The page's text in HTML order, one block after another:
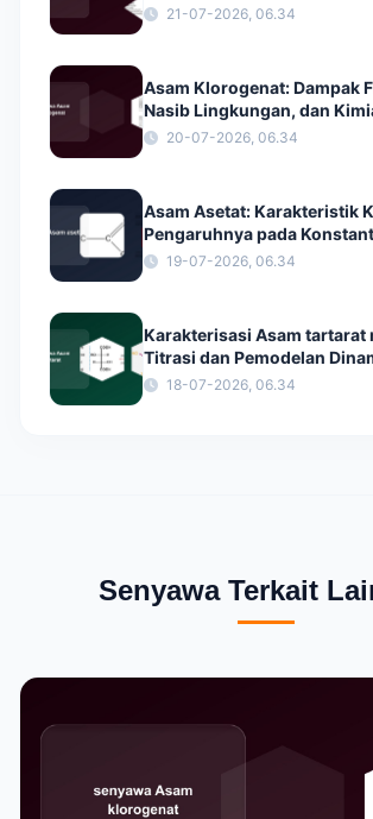
21-07-2026, 06.34
Asam Klorogenat: Dampak
Nasib Lingkungan, dan
20-07-2026, 06.34
Asam Asetat: Karakteristik
Pengaruhnya pada
19-07-2026, 06.34
Karakterisasi Asam tartarat
Titrasi dan Pemodelan
Molekuler
18-07-2026, 06.34
Senyawa Terkait